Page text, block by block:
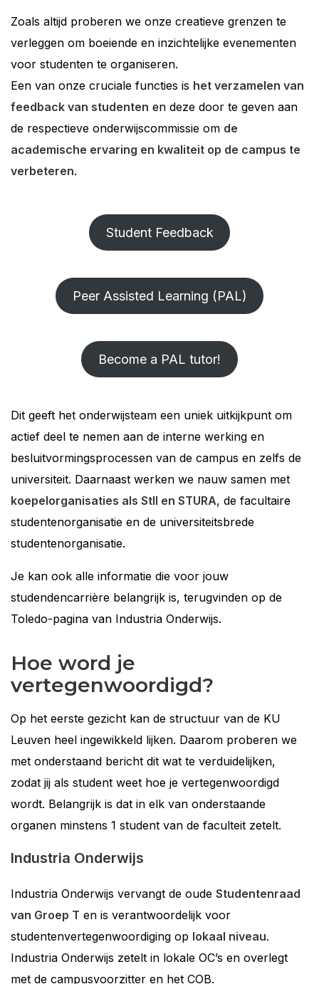
Zoals altijd proberen we onze creatieve grenzen te
verleggen om boeiende en inzichtelijke evenementen
voor studenten te organiseren.
Een van onze cruciale functies is het verzamelen van
feedback van studenten en deze door te geven aan
de respectieve onderwijscommissie om de
academische ervaring en kwaliteit op de campus te
verbeteren.
Student Feedback
Peer Assisted Learning (PAL)
Become a PAL tutor!
Dit geeft het onderwijsteam een uniek uitkijkpunt om
actief deel te nemen aan de interne werking en
besluitvormingsprocessen van de campus en zelfs de
universiteit. Daarnaast werken we nauw samen met
koepelorganisaties als StII en STURA, de facultaire
studentenorganisatie en de universiteitsbrede
studentenorganisatie.
Je kan ook alle informatie die voor jouw
studendencarrière belangrijk is, terugvinden op de
Toledo-pagina van Industria Onderwijs.
Hoe word je
vertegenwoordigd?
Op het eerste gezicht kan de structuur van de KU
Leuven heel ingewikkeld lijken. Daarom proberen we
met onderstaand bericht dit wat te verduidelijken,
zodat jij als student weet hoe je vertegenwoordigd
wordt. Belangrijk is dat in elk van onderstaande
organen minstens 1 student van de faculteit zetelt.
Industria Onderwijs
Industria Onderwijs vervangt de oude Studentenraad
van Groep T en is verantwoordelijk voor
studentenvertegenwoordiging op lokaal niveau.
Industria Onderwijs zetelt in lokale OC’s en overlegt
met de campusvoorzitter en het COB.